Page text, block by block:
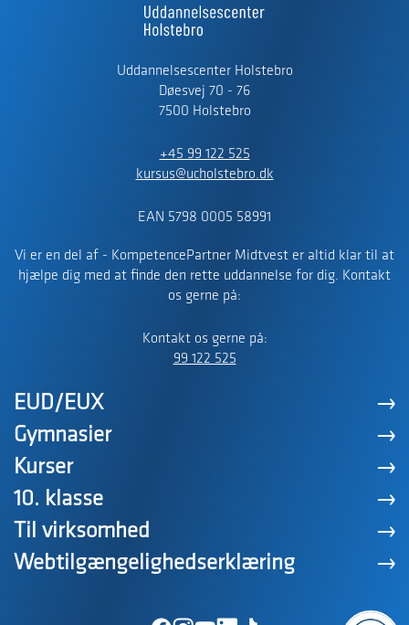
Uddannelsescenter Holstebro
Døesvej 70 - 76
7500 Holstebro
+45 99 122 525
kursus@ucholstebro.dk
EAN 5798 0005 58991
Vi er en del af - KompetencePartner Midtvest er altid klar til at
hjælpe dig med at finde den rette uddannelse for dig. Kontakt
os gerne på:
Kontakt os gerne på:
99 122 525
EUD/EUX
Gymnasier
Kurser
10. klasse
Til virksomhed
Webtilgængelighedserklæring